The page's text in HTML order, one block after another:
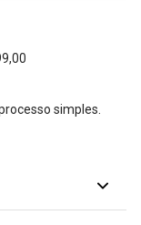
simples.